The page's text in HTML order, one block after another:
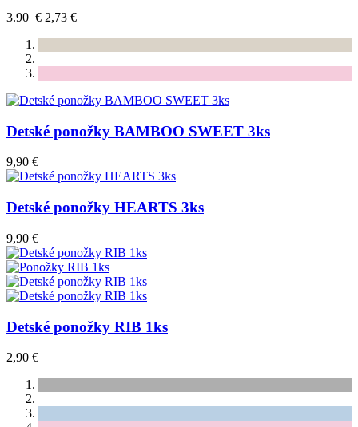
3.90 € 2,73 €
Detské ponožky BAMBOO SWEET 3ks
9,90 €
Detské ponožky HEARTS 3ks
9,90 €
Detské ponožky RIB 1ks
2,90 €